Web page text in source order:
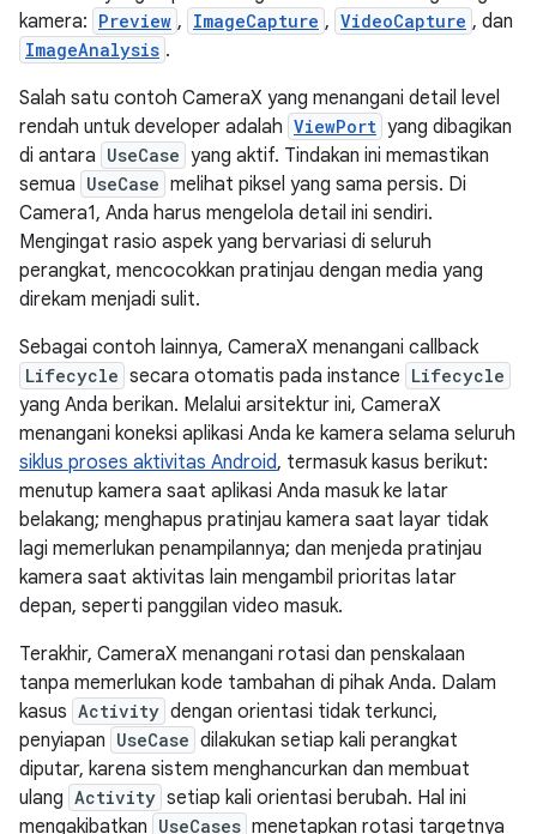
kamera: Preview , ImageCapture , VideoCapture , dan
ImageAnalysis .
Salah satu contoh CameraX yang menangani detail level
rendah untuk developer adalah ViewPort yang dibagikan
di antara UseCase yang aktif. Tindakan ini memastikan
semua UseCase melihat piksel yang sama persis. Di
Camera1, Anda harus mengelola detail ini sendiri.
Mengingat rasio aspek yang bervariasi di seluruh
perangkat, mencocokkan pratinjau dengan media yang
direkam menjadi sulit.
Sebagai contoh lainnya, CameraX menangani callback
Lifecycle secara otomatis pada instance Lifecycle
yang Anda berikan. Melalui arsitektur ini, CameraX
menangani koneksi aplikasi Anda ke kamera selama seluruh
siklus proses aktivitas Android, termasuk kasus berikut:
menutup kamera saat aplikasi Anda masuk ke latar
belakang; menghapus pratinjau kamera saat layar tidak
lagi memerlukan penampilannya; dan menjeda pratinjau
kamera saat aktivitas lain mengambil prioritas latar
depan, seperti panggilan video masuk.
Terakhir, CameraX menangani rotasi dan penskalaan
tanpa memerlukan kode tambahan di pihak Anda. Dalam
kasus Activity dengan orientasi tidak terkunci,
penyiapan UseCase dilakukan setiap kali perangkat
diputar, karena sistem menghancurkan dan membuat
ulang Activity setiap kali orientasi berubah. Hal ini
mengakibatkan UseCases menetapkan rotasi targetnya